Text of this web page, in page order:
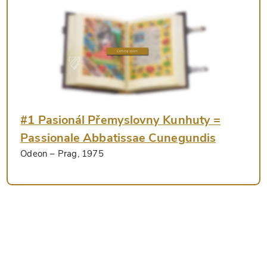
#1 Pasionál Přemyslovny Kunhuty =
Passionale Abbatissae Cunegundis
Odeon – Prag, 1975